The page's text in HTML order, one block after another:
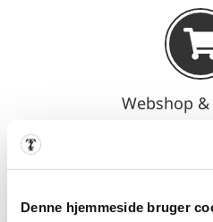
Denne hjemmeside bruger
Webshop
Vi arbejder primært
butik.